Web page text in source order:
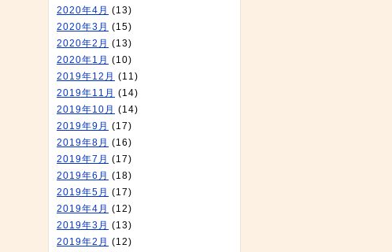
2020年4月 (13)
2020年3月 (15)
2020年2月 (13)
2020年1月 (10)
2019年12月 (11)
2019年11月 (14)
2019年10月 (14)
2019年9月 (17)
2019年8月 (16)
2019年7月 (17)
2019年6月 (18)
2019年5月 (17)
2019年4月 (12)
2019年3月 (13)
2019年2月 (12)